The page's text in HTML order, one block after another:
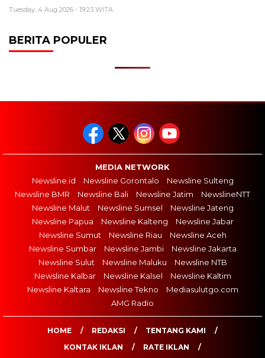
Tuesday, 4 Aug 2026 - 19:23 WITA
BERITA POPULER
MEDIA NETWORK
Newsline.id
Newsline Gorontalo
Newsline Sulteng
Newsline BMR
Newsline Bali Newsline Jatim
NewslineNTT
Newsline Malut
Newsline Sumsel
Newsline Jateng
Newsline Papua
Newsline Kalteng
Newsline Jabar
Newsline Sumut
Newsline Riau
Newsline Aceh
Newsline Sumbar
Newsline Jambi
Newsline Jakarta
Newsline Sulut
Newsline Maluku
Newsline NTB
Newsline Kalbar
Newsline Kalsel
Newsline Kaltim
Newsline Kaltara
Newsline Tekno
Mediasulutgo.com
AMG Radio
HOME REDAKSI
TENTANG KAMI
KONTAK IKLAN
RATE IKLAN